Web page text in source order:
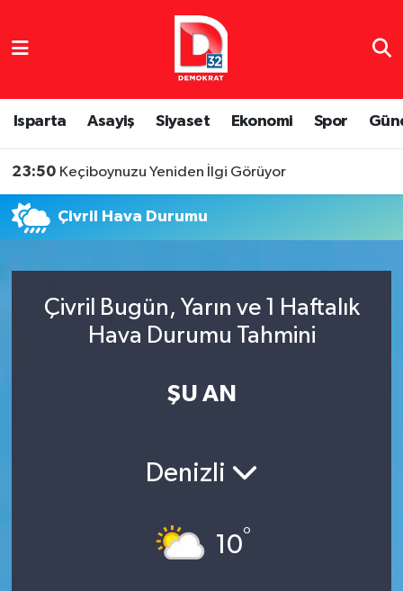
Isparta Asayiş Siyaset Ekonomi Spor
23:50 Keçiboynuzu Yeniden İlgi Görüyor
Çivril Hava Durumu
Çivril Bugün, Yarın ve 1 Haftalık
Hava Durumu Tahmini
ŞU AN
Denizli
10°
Isparta Nöbetçi Eczaneler
Isparta Hava Durumu
Tüm Manşetler
Son Dakika Haberleri